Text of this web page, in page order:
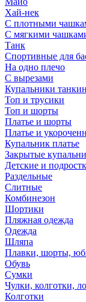
Хай-нек
С плотными
С мягкими
Танк
Спортивные для
На одно плечо
С вырезами
Купальники
Топ и трусики
Топ и шорты
Платье и шорты
Платье и
Купальник платье
Закрытые
Детские и
Раздельные
Слитные
Комбинезон
Шортики
Пляжная одежда
Одежда
Шляпа
Плавки, шорты,
Обувь
Сумки
Чулки, колготки,
Колготки